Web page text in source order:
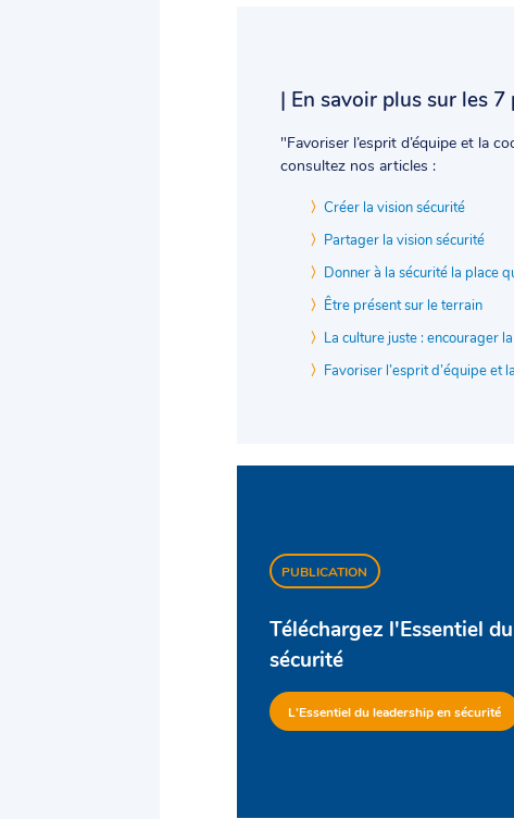
| En savoir plus sur les
"Favoriser l’esprit d’équipe et la
consultez nos articles :
Créer la vision sécurité
Partager la vision sécurité
Donner à la sécurité la place
Être présent sur le terrain
La culture juste : encourager
Favoriser l’esprit d’équipe et
PUBLICATION
Téléchargez l'Essentiel
sécurité
L'Essentiel du leadership en sécurité